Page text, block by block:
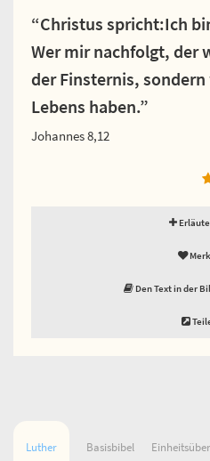
“Christus spricht:Ich
Wer mir nachfolgt, der
der Finsternis,
Lebens haben.”
Johannes 8,12
Den Text in der
Luther Basisbibel